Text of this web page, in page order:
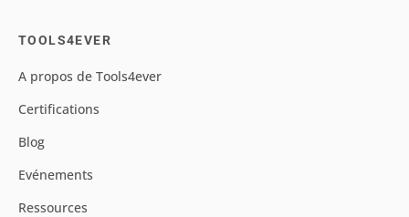
TOOLS4EVER
A propos de Tools4ever
Certifications
Blog
Evénements
Ressources